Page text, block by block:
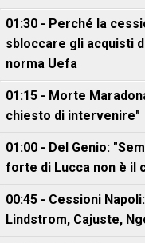
01:30 - Perché la
sbloccare gli acquisti
norma Uefa
01:15 - Morte
chiesto di intervenire"
01:00 - Del Genio:
forte di Lucca non è il
00:45 - Cessioni
Lindstrom, Cajuste,